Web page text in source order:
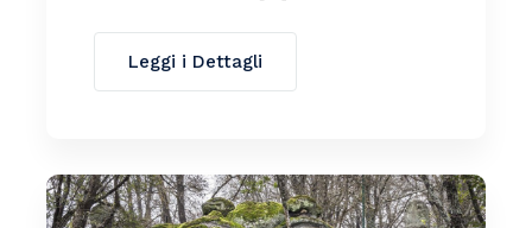
Leggi i Dettagli